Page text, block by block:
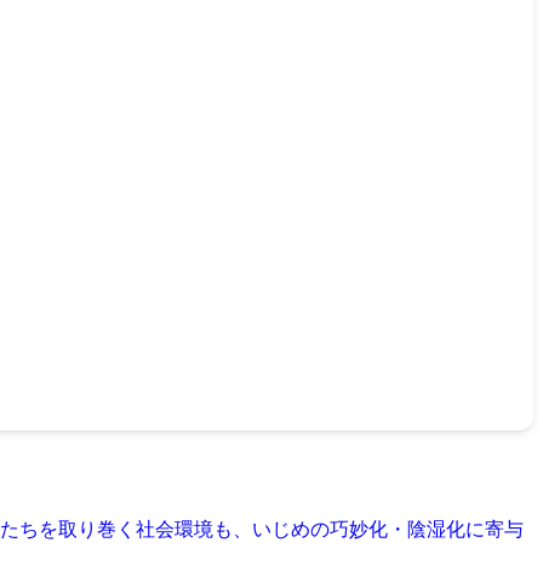
ちを取り巻く社会環境も、いじめの巧妙化・陰湿化に寄与